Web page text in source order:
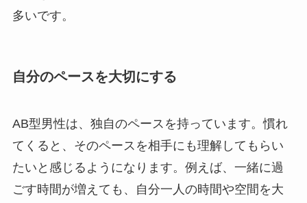
多いです。
自分のペースを大切にする
AB型男性は、独自のペースを持っています。慣れ
てくると、そのペースを相手にも理解してもらい
たいと感じるようになります。例えば、一緒に過
ごす時間が増えても、自分一人の時間や空間を大